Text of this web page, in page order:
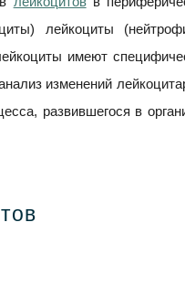
лейкоциты
имеют
изменений
развившегося в